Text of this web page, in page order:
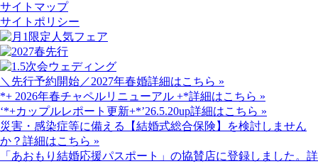
サイトマップ
サイトポリシー
＼先行予約開始／2027年春婚詳細はこちら »
*+ 2026年春チャペルリニューアル +*詳細はこちら »
‘*+カップルレポート更新+*’26.5.20up詳細はこちら »
災害・感染症等に備える【結婚式総合保険】を検討しません
か？ 詳細はこちら »
「あおもり結婚応援パスポート」の協賛店に登録しました。 詳